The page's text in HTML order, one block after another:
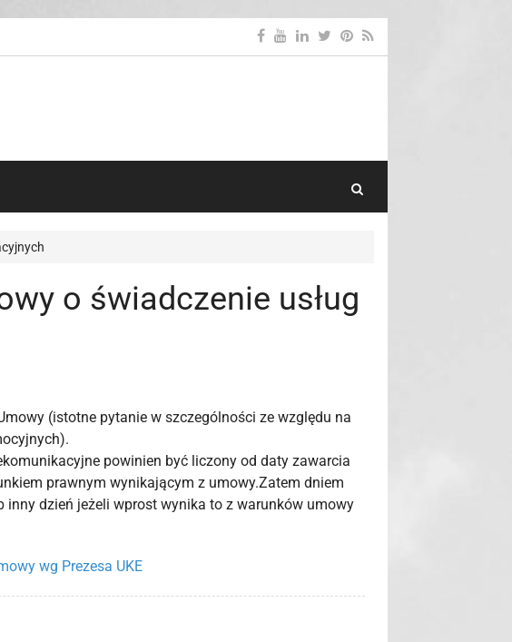
o świadczenie usług
(istotne pytanie w szczególności ze względu na
powinien być liczony od daty zawarcia
prawnym wynikającym z umowy.Zatem dniem
dzień jeżeli wprost wynika to z warunków umowy
wg Prezesa UKE